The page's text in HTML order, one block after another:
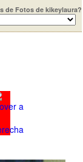
de Fotos de kikeylaura?